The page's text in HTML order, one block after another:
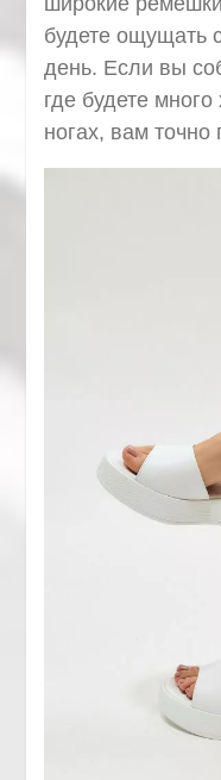
будете ощущать
день. Если вы
где будете
ногах, вам точно